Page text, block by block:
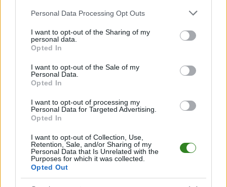
Please note that this website/app uses one or more Google
not limited to your visit or usage behaviour. You may click to
grant or deny consent to Google and its third-party tags to
use your data for below specified purposes in below Google
consent section.
Personal Data Processing Opt Outs
I want to opt-out of the Sharing of my
personal data.
Opted In
I want to opt-out of the Sale of my
Personal Data.
Opted In
I want to opt-out of processing my
Personal Data for Targeted Advertising.
Opted In
I want to opt-out of Collection, Use,
Retention, Sale, and/or Sharing of my
Personal Data that Is Unrelated with the
Purposes for which it was collected.
Opted Out
2025-06-07 19:31
JKS Jarosław z
niezwykle ważnym
zwycięstwem
Święto żużlowe w
Rzeszowie! Polska
lepsza od Reszty
2025-06-07 19:46
Resovia rzutem na
taśmę pokonała
Wisłę Puławy
2025-06-08 11:51
Paweł Słomiany,
Sokół: Czekamy, co
wydarzy się dalej